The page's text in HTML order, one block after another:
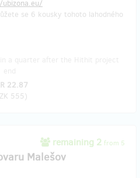
se 6 kousky tohoto lahodného
22.87
555)
remaining 2 from 5
Malešov